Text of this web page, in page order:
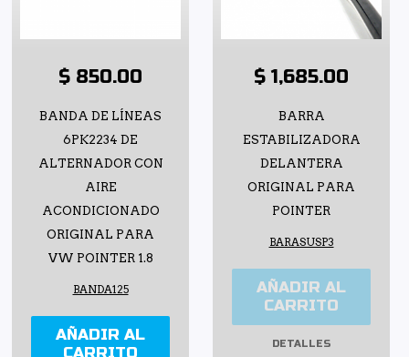
$ 850.00
BANDA DE LÍNEAS
6PK2234 DE
ALTERNADOR CON
AIRE
ACONDICIONADO
ORIGINAL PARA
VW POINTER 1.8
BANDA125
AÑADIR AL
CARRITO
$ 1,685.00
BARRA
ESTABILIZADORA
DELANTERA
ORIGINAL PARA
POINTER
BARASUSP3
AÑADIR AL
CARRITO
DETALLES